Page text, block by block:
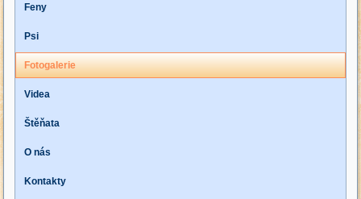
Feny
Psi
Fotogalerie
Videa
Štěňata
O nás
Kontakty